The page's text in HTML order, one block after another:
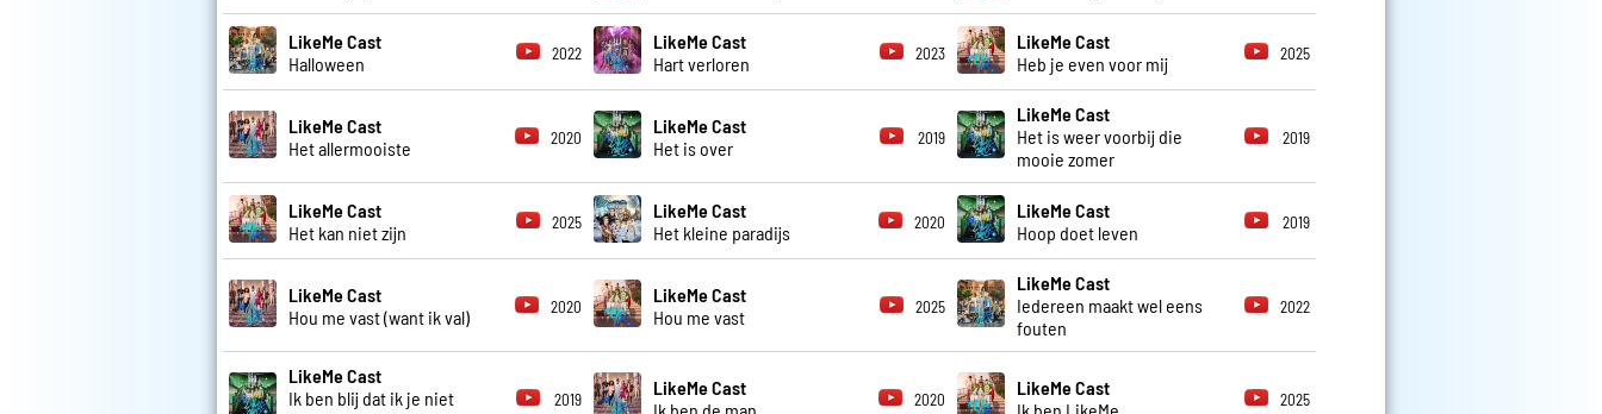
LikeMe Cast
Halloween
2022
LikeMe Cast
Hart verloren
2023
LikeMe Cast
Heb je even voor mij
2025
LikeMe Cast
Het allermooiste
2020
LikeMe Cast
Het is over
2019
LikeMe Cast
Het is weer voorbij die
mooie zomer
2019
LikeMe Cast
Het kan niet zijn
2025
LikeMe Cast
Het kleine paradijs
2020
LikeMe Cast
Hoop doet leven
2019
LikeMe Cast
Hou me vast (want ik val)
2020
LikeMe Cast
Hou me vast
2025
LikeMe Cast
Iedereen maakt wel eens
fouten
2022
LikeMe Cast
Ik ben blij dat ik je niet
2019
LikeMe Cast
2020
LikeMe Cast
2025